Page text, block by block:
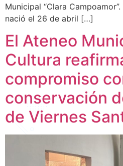
Municipal “Clara
nació el 26 de abril […]
El Ateneo
Cultura
compromiso
conservación
de Viernes